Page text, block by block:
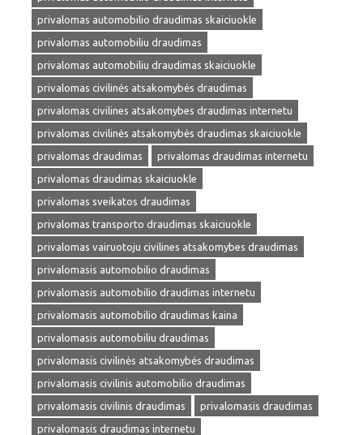
privalomas automobilio draudimas skaiciuokle
privalomas automobiliu draudimas
privalomas automobiliu draudimas skaiciuokle
privalomas civilinės atsakomybės draudimas
privalomas civilines atsakomybes draudimas internetu
privalomas civilinės atsakomybės draudimas skaiciuokle
privalomas draudimas
privalomas draudimas internetu
privalomas draudimas skaiciuokle
privalomas sveikatos draudimas
privalomas transporto draudimas skaiciuokle
privalomas vairuotoju civilines atsakomybes draudimas
privalomasis automobilio draudimas
privalomasis automobilio draudimas internetu
privalomasis automobilio draudimas kaina
privalomasis automobiliu draudimas
privalomasis civilinės atsakomybės draudimas
privalomasis civilinis automobilio draudimas
privalomasis civilinis draudimas
privalomasis draudimas
privalomasis draudimas internetu